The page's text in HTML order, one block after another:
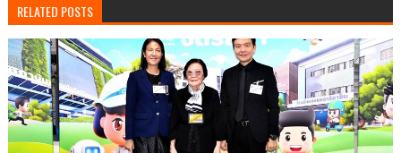
RELATED POSTS